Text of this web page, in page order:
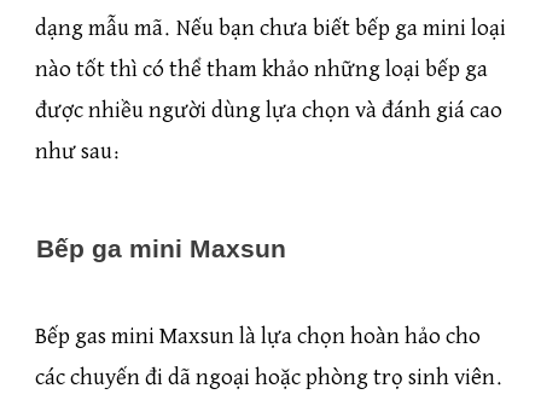
dạng mẫu mã. Nếu bạn chưa biết bếp ga mini loại
nào tốt thì có thể tham khảo những loại bếp ga
được nhiều người dùng lựa chọn và đánh giá cao
như sau:
Bếp ga mini Maxsun
Bếp gas mini Maxsun là lựa chọn hoàn hảo cho
các chuyến đi dã ngoại hoặc phòng trọ sinh viên.